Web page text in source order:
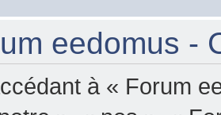
eedomus -
à « Forum